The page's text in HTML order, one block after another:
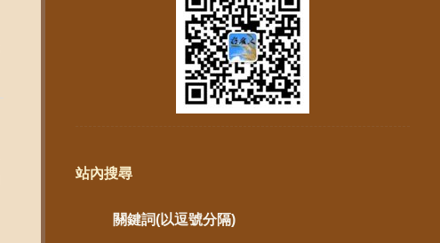
站內搜尋
關鍵詞(以逗號分隔)